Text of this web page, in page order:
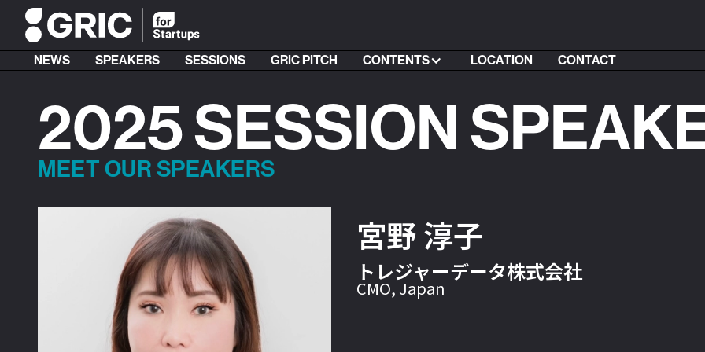
NEWS SPEAKERS SESSIONS GRIC PITCH CONTENTS LOCATION CONTACT
2025 SESSION
MEET OUR SPEAKERS
宮野 淳子
トレジャーデータ株式会社
CMO, Japan